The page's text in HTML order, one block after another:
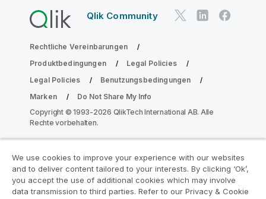
Qlik Community
Rechtliche Vereinbarungen
Produktbedingungen
Legal Policies
Legal Policies
Benutzungsbedingungen
Marken
Do Not Share My Info
Copyright © 1993-2026 QlikTech International AB. Alle
Rechte vorbehalten.
Nehmen Sie am Analyse-
Modernisierungsprogramm teil
We use cookies to improve your experience with our websites
and to deliver content tailored to your interests. By clicking ‘Ok’,
you accept the use of additional cookies which may involve
data transmission to third parties. Refer to our Privacy & Cookie